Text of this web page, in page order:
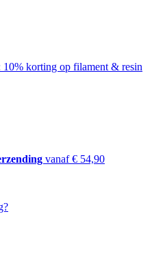
​​10% korting op filament & resin
vanaf € 54,90